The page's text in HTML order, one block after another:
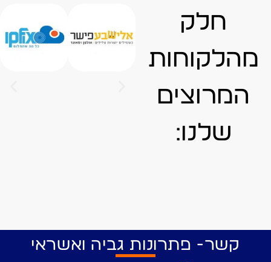
חלק
מהלקוחות
המרוצים
שלנו:
קשר- פתרונות גביה ואשראי